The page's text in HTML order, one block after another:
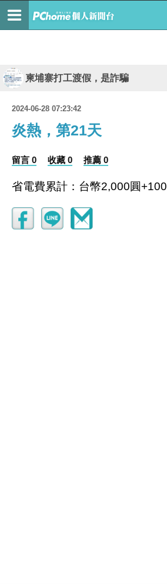
柬埔寨打工渡假，是詐騙
2024-06-28 07:23:42
炎熱，第21天
留言 0 收藏 0 推薦 0
省電費累計：台幣2,000圓